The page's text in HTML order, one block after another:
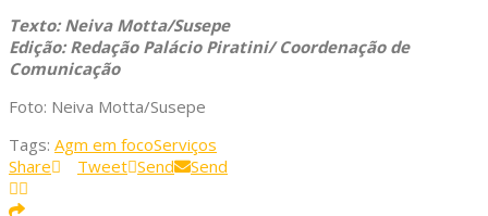
Texto: Neiva Motta/Susepe
Edição: Redação Palácio Piratini/ Coordenação de
Comunicação
Foto: Neiva Motta/Susepe
Tags: Agm em focoServiços
Share
Tweet Send Send